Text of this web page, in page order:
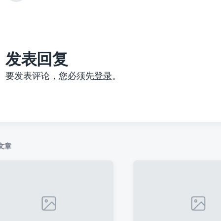
篇
发表回复
要发表评论，您必须先登录。
章